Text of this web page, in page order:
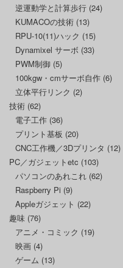
逆運動学と計算歩行 (24)
KUMACOの技術 (13)
RPU-10(11)ハック (15)
Dynamixel サーボ (33)
PWM制御 (5)
100kgw・cmサーボ自作 (6)
立体平行リンク (2)
技術 (62)
電子工作 (36)
プリント基板 (20)
CNC工作機／3Dプリンタ (12)
PC／ガジェットetc (103)
パソコンのあれこれ (62)
Raspberry Pi (9)
Appleガジェット (22)
趣味 (76)
アニメ・コミック (19)
映画 (4)
ゲーム (13)